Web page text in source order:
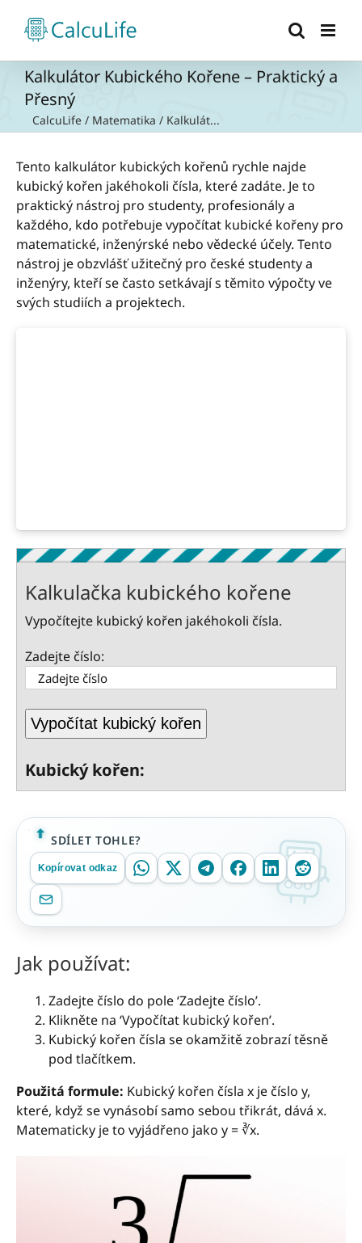
obsah
Kalkulátor Kubického Kořene – Praktický a
Přesný
CalcuLife / Matematika / Kalkulát...
Tento kalkulátor kubických kořenů rychle najde
kubický kořen jakéhokoli čísla, které zadáte. Je to
praktický nástroj pro studenty, profesionály a
každého, kdo potřebuje vypočítat kubické kořeny pro
matematické, inženýrské nebo vědecké účely. Tento
nástroj je obzvlášť užitečný pro české studenty a
inženýry, kteří se často setkávají s těmito výpočty ve
svých studiích a projektech.
Kalkulačka kubického kořene
Vypočítejte kubický kořen jakéhokoli čísla.
Zadejte číslo:
Vypočítat kubický kořen
Kubický kořen:
SDÍLET TOHLE?
Kopírovat odkaz
Jak používat:
Zadejte číslo do pole ‘Zadejte číslo’.
Klikněte na ‘Vypočítat kubický kořen’.
Kubický kořen čísla se okamžitě zobrazí těsně
pod tlačítkem.
Použitá formule: Kubický kořen čísla x je číslo y,
které, když se vynásobí samo sebou třikrát, dává x.
Matematicky je to vyjádřeno jako y = ∛x.